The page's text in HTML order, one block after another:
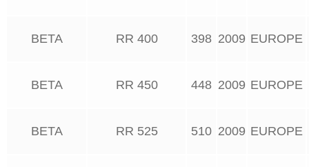
BETA RR 400 398 2009 EUROPE
BETA RR 450 448 2009 EUROPE
BETA RR 525 510 2009 EUROPE